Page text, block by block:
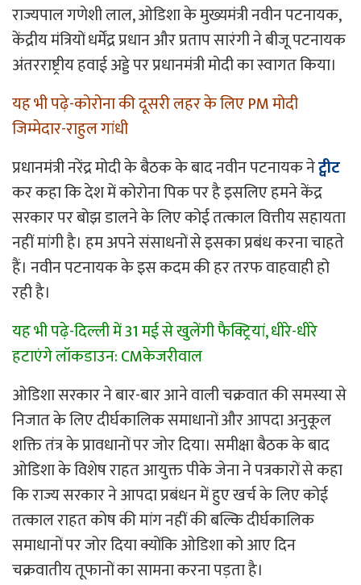
राज्यपाल गणेशी लाल, ओडिशा के मुख्यमंत्री नवीन पटनायक,
केंद्रीय मंत्रियों धर्मेंद्र प्रधान और प्रताप सारंगी ने बीजू पटनायक
अंतरराष्ट्रीय हवाई अड्डे पर प्रधानमंत्री मोदी का स्वागत किया।
यह भी पढ़े-कोरोना की दूसरी लहर के लिए PM मोदी
जिम्मेदार-राहुल गांधी
प्रधानमंत्री नरेंद्र मोदी के बैठक के बाद नवीन पटनायक नेट्वीट
कर कहा कि देश में कोरोना पिक पर है इसलिए हमने केंद्र
सरकार पर बोझ डालने के लिए कोई तत्काल वित्तीय सहायता
नहीं मांगी है। हम अपने संसाधनों से इसका प्रबंध करना चाहते
हैं। नवीन पटनायक के इस कदम की हर तरफ वाहवाही हो
रही है।
यह भी पढ़े-दिल्ली में 31 मई से खुलेंगी फैक्ट्रियां, धीरे-धीरे
हटाएंगे लॉकडाउन: CMकेजरीवाल
ओडिशा सरकार ने बार-बार आने वाली चक्रवात की समस्या से
निजात के लिए दीर्घकालिक समाधानों और आपदा अनुकूल
शक्ति तंत्र के प्रावधानों पर जोर दिया। समीक्षा बैठक के बाद
ओडिशा के विशेष राहत आयुक्त पीके जेना ने पत्रकारों से कहा
कि राज्य सरकार ने आपदा प्रबंधन में हुए खर्च के लिए कोई
तत्काल राहत कोष की मांग नहीं की बल्कि दीर्घकालिक
समाधानों पर जोर दिया क्योंकि ओडिशा को आए दिन
चक्रवातीय तूफानों का सामना करना पड़ता है।